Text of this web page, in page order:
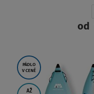
od
PÁDLO
V CENĚ
AŽ